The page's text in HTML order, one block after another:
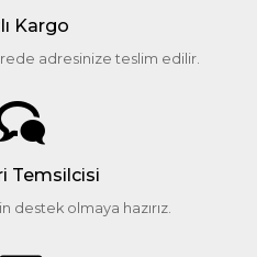
Kargo
adresinize teslim edilir.
Temsilcisi
destek olmaya hazırız.